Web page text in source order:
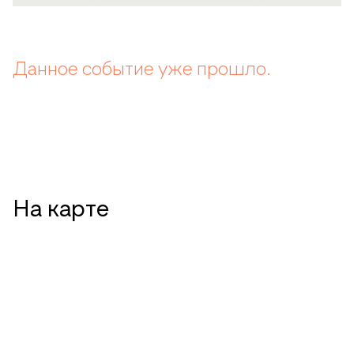
Данное событие уже прошло.
На карте